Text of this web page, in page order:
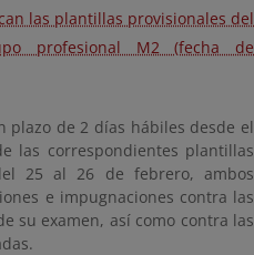
las plantillas provisionales del
profesional M2 (fecha de
plazo de 2 días hábiles desde el
las correspondientes plantillas
25 al 26 de febrero, ambos
e impugnaciones contra las
su examen, así como contra las